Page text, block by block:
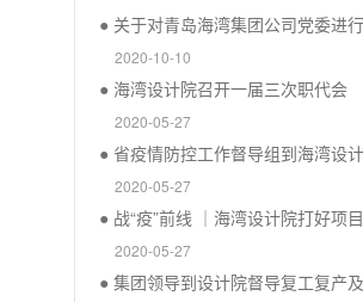
● 关于对青岛海湾集团公司党委进
2020-10-10
● 海湾设计院召开一届三次职代会
2020-05-27
● 省疫情防控工作督导组到海湾设
2020-05-27
● 战“疫”前线 ｜海湾设计院打好项
2020-05-27
● 集团领导到设计院督导复工复产